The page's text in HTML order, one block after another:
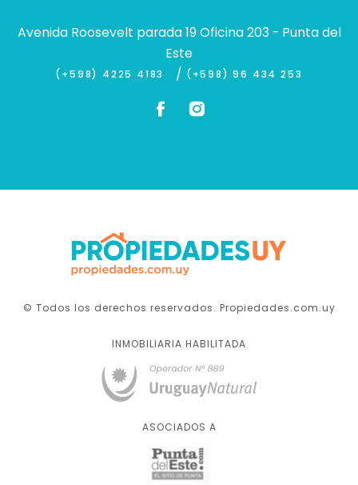
Avenida Roosevelt parada 19 Oficina 203 - Punta del
Este
(+598) 4225 4183 / (+598) 96 434 253
© Todos los derechos reservados. Propiedades.com.uy
INMOBILIARIA HABILITADA
ASOCIADOS A